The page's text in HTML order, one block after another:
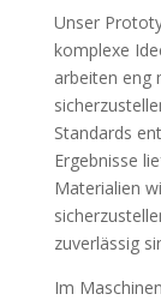
Unser
komplexe
arbeiten eng
Standards
Ergebnisse
Materialien
zuverlässig
Im